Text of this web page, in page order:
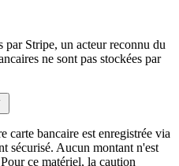
par Stripe, un acteur reconnu du
ne sont pas stockées par
carte bancaire est enregistrée via
sécurisé. Aucun montant n'est
ce matériel, la caution